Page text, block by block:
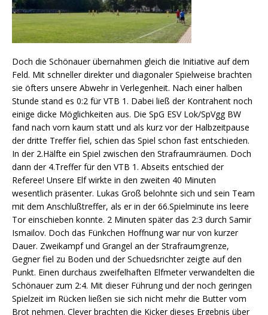
Doch die Schönauer übernahmen gleich die Initiative auf dem
Feld. Mit schneller direkter und diagonaler Spielweise brachten
sie öfters unsere Abwehr in Verlegenheit. Nach einer halben
Stunde stand es 0:2 für VTB 1. Dabei ließ der Kontrahent noch
einige dicke Möglichkeiten aus. Die SpG ESV Lok/SpVgg BW
fand nach vorn kaum statt und als kurz vor der Halbzeitpause
der dritte Treffer fiel, schien das Spiel schon fast entschieden.
In der 2.Hälfte ein Spiel zwischen den Strafraumräumen. Doch
dann der 4.Treffer für den VTB 1. Abseits entschied der
Referee! Unsere Elf wirkte in den zweiten 40 Minuten
wesentlich präsenter. Lukas Groß belohnte sich und sein Team
mit dem Anschlußtreffer, als er in der 66.Spielminute ins leere
Tor einschieben konnte. 2 Minuten später das 2:3 durch Samir
Ismailov. Doch das Fünkchen Hoffnung war nur von kurzer
Dauer. Zweikampf und Grangel an der Strafraumgrenze,
Gegner fiel zu Boden und der Schuedsrichter zeigte auf den
Punkt. Einen durchaus zweifelhaften Elfmeter verwandelten die
Schönauer zum 2:4. Mit dieser Führung und der noch geringen
Spielzeit im Rücken ließen sie sich nicht mehr die Butter vom
Brot nehmen. Clever brachten die Kicker dieses Ergebnis über